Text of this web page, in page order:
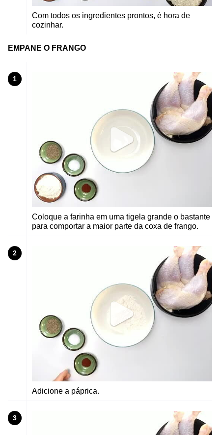
Com todos os ingredientes prontos, é hora de
cozinhar.
EMPANE O FRANGO
1
Coloque a farinha em uma tigela grande o bastante
para comportar a maior parte da coxa de frango.
2
Adicione a páprica.
3